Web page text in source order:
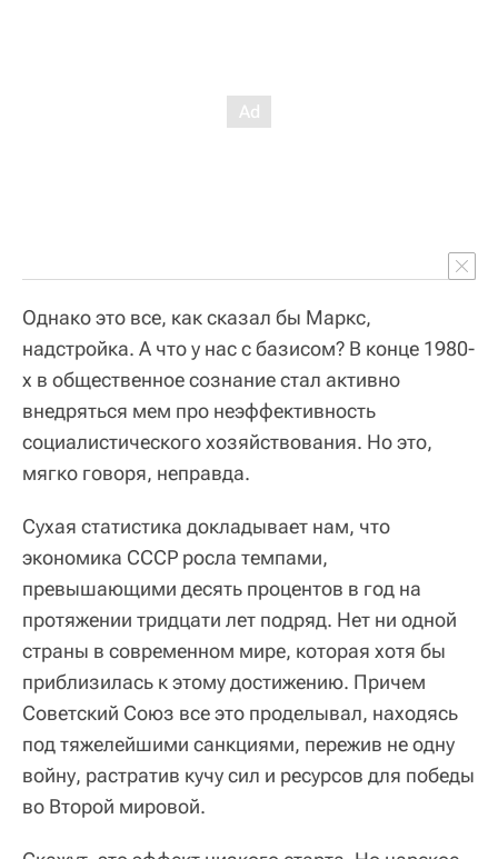
Однако это все, как сказал бы Маркс,
надстройка. А что у нас с базисом? В конце 1980-
х в общественное сознание стал активно
внедряться мем про неэффективность
социалистического хозяйствования. Но это,
мягко говоря, неправда.
Сухая статистика докладывает нам, что
экономика СССР росла темпами,
превышающими десять процентов в год на
протяжении тридцати лет подряд. Нет ни одной
страны в современном мире, которая хотя бы
приблизилась к этому достижению. Причем
Советский Союз все это проделывал, находясь
под тяжелейшими санкциями, пережив не одну
войну, растратив кучу сил и ресурсов для победы
во Второй мировой.